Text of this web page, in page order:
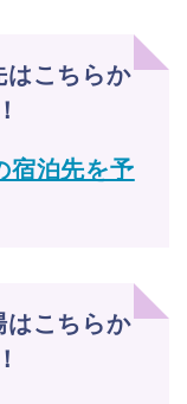
はこちらか
宿泊先を予
はこちらか